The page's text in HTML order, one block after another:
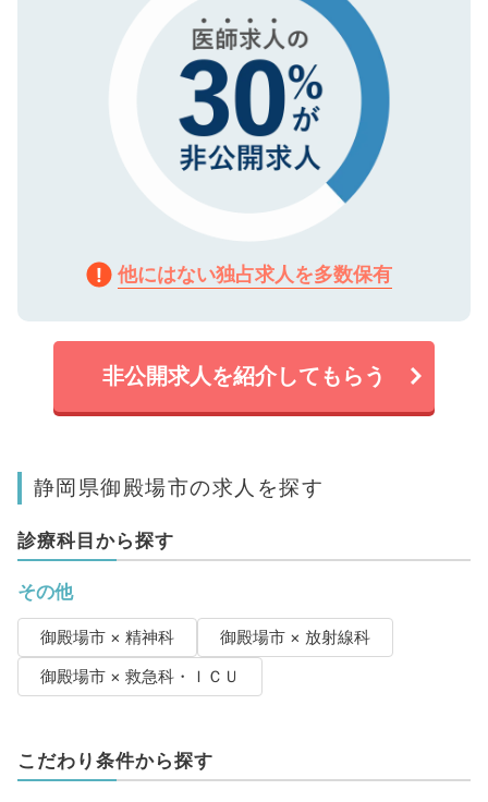
他にはない独占求人を多数保有
非公開求人を紹介してもらう
静岡県御殿場市の求人を探す
診療科目から探す
その他
御殿場市 × 精神科
御殿場市 × 放射線科
御殿場市 × 救急科・ＩＣＵ
こだわり条件から探す